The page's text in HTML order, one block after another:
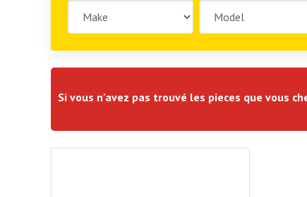
Si vous n'avez pas trouvé les pieces que vous